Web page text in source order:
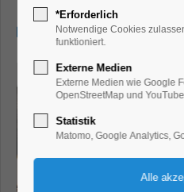
15.05.2025, 09:00–12:00
*Erforderlich
Notwendige Cookies
funktioniert.
Externe Medien
Externe Medien wie Google
OpenStreetMap und
Statistik
Matomo, Google Analytics,